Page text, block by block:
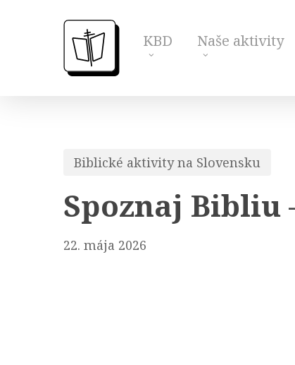
KBD Naše aktivity
Biblické aktivity na Slovensku
Spoznaj Bibliu
22. mája 2026